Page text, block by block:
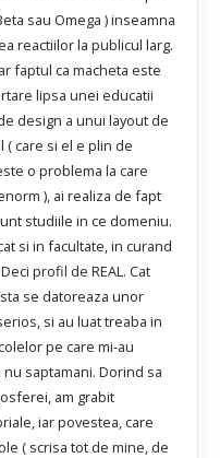
sau Omega ) inseamna
reactiilor la publicul larg.
faptul ca macheta este
lipsa unei educatii
design a unui layout de
( care si el e plin de
o problema la care
), ai realiza de fapt
studiile in ce domeniu.
si in facultate, in curand
profil de REAL. Cat
se datoreaza unor
si au luat treaba in
pe care mi-au
saptamani. Dorind sa
am grabit
iar povestea, care
( scrisa tot de mine, de